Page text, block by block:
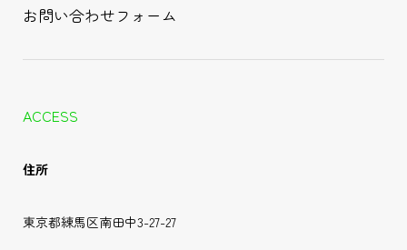
お問い合わせフォーム
ACCESS
住所
東京都練馬区南田中3-27-27